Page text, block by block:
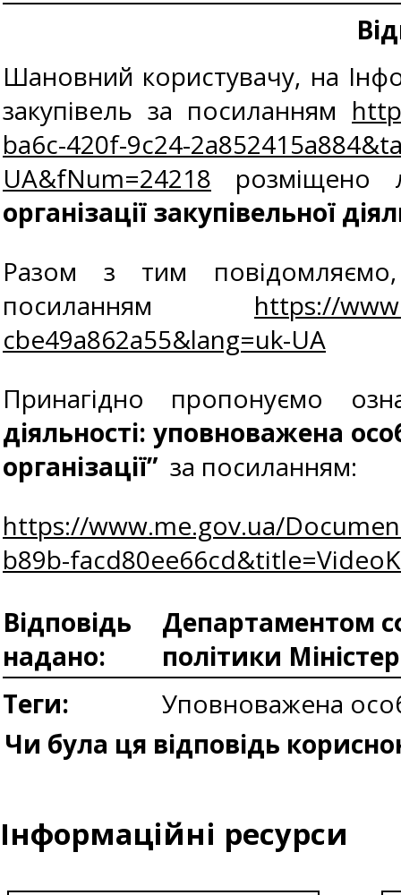
Шановний користувачу, на
закупівель за посиланням
ba6c-420f-9c24-
UA&fNum=24218 розміщено
організації закупівельної
Разом з тим
посиланням https://
cbe49a862a55&lang=uk-UA
Принагідно пропонуємо
діяльності: уповноважена
організації” за посиланням:
https://www.me.gov.ua/
b89b-
Відповідь
надано:
Департаментом
політики
Теги:
Уповноважена
Чи була ця відповідь
Інформаційні ресурси